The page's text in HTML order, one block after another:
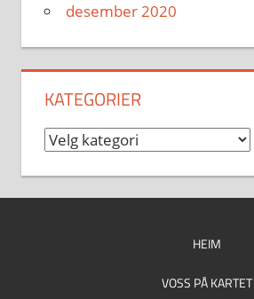
desember 2020
KATEGORIER
Kategorier
HEIM
VOSS PÅ KARTET